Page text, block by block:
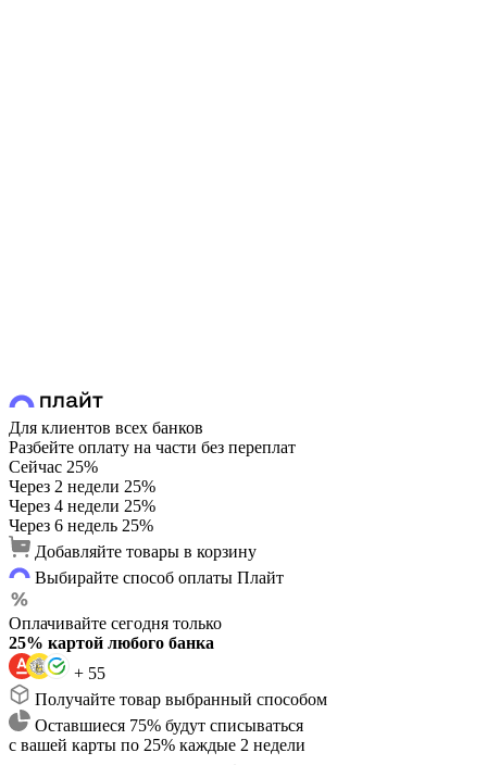
Для клиентов всех банков
Разбейте оплату на части без переплат
Сейчас 25%
Через 2 недели 25%
Через 4 недели 25%
Через 6 недель 25%
Добавляйте товары в корзину
Выбирайте способ оплаты Плайт
Оплачивайте сегодня только
25% картой любого банка
+ 55
Получайте товар выбранный способом
Оставшиеся 75% будут списываться
с вашей карты по 25% каждые 2 недели